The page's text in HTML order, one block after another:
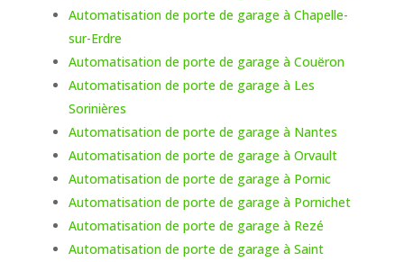
Automatisation de porte de garage à Chapelle-
sur-Erdre
Automatisation de porte de garage à Couëron
Automatisation de porte de garage à Les
Sorinières
Automatisation de porte de garage à Nantes
Automatisation de porte de garage à Orvault
Automatisation de porte de garage à Pornic
Automatisation de porte de garage à Pornichet
Automatisation de porte de garage à Rezé
Automatisation de porte de garage à Saint